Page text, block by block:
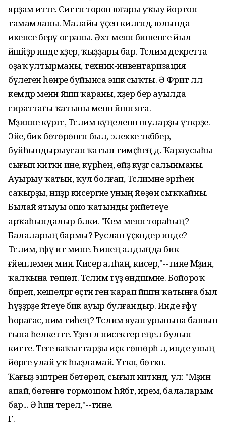
ярҙам итте. Ситтән тороп юғары уҡыу йортон
тамамланы. Малайы үҫеп килгәндә, юлында
икенсе берәү осраны. Әхәт менән бишенсе йыл
йәшәйҙәр инде хәҙер, ҡыҙҙары бар. Тәслимә декретта
оҙаҡ ултырманы, техник-инвентаризация
бүлегенә һөнәре буйынса эшкә сыҡты. Ә Фәрит әллә
кемдәр менән йәшәп ҡараны, хәҙер бер ауылда
сираттағы ҡатыны менән йәшәп ята.
Мәҙинәне күргәс, Тәслимә күңеленән шуларҙы үткәрҙе.
Эйе, бик бөтөрөнгән был, элекке тәкәббер,
буйһындырыусан ҡатын тимәҫһең дә. Ҡараусыһы
сығып киткән ине, күрәһең, өйҙә күҙгә салынманы.
Ауырыу ҡатын, ҡул болғап, Тәслимәне эргәһенә
саҡырҙы, ниҙәр кисергәне уның йөҙөнә сыҡҡайны.
Былай ятыуы ошо ҡатынды рәнйетеүе
арҡаһындалыр бәлки. "Кем менән тораһың?
Балаларың бармы? Руслан үҫкәндер инде?
Тәслимә, ғәфү ит мине. Һинең алдыңда бик
ғәйеплемен мин. Кисерә алһаң, кисер,"--тине Мәҙинә,
ҡалҡына төшөп. Тәслимә тәүҙә өндәшмәне. Бойороҡ
биреп, кешеләргә өҫтән генә ҡарап йәшәгән ҡатынға был
һүҙҙәрҙе әйтеүе бик ауыр булғандыр. Инде ғәфү
һорағас, нимә тиһең? Тәслимә яуап урынына башын
ғына һелкетте. Үҙенә лә нисектер еңел булып
китте. Теге ваҡыттарҙы иҫкә төшөрһә лә, инде уның
йөрәге улай уҡ һыҙламай. Үткән, бөткән.
Ҡағыҙ эштәрен бөтөрөп, сығып киткәндә, ул: "Мәҙинә
апай, бөгөнгө тормошом һәйбәт, ирем, балаларым
бар... Ә һин терел,"--тине.
Г.